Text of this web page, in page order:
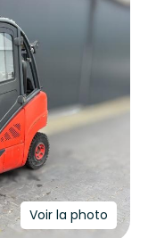
Voir la photo